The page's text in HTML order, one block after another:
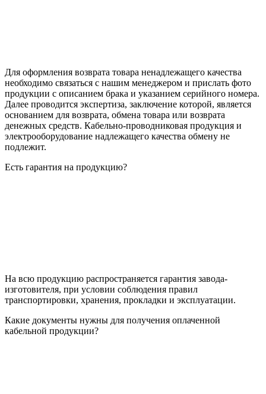
Для оформления возврата товара ненадлежащего качества
необходимо связаться с нашим менеджером и прислать фото
продукции с описанием брака и указанием серийного номера.
Далее проводится экспертиза, заключение которой, является
основанием для возврата, обмена товара или возврата
денежных средств. Кабельно-проводниковая продукция и
электрооборудование надлежащего качества обмену не
подлежит.
Есть гарантия на продукцию?
На всю продукцию распространяется гарантия завода-
изготовителя, при условии соблюдения правил
транспортировки, хранения, прокладки и эксплуатации.
Какие документы нужны для получения оплаченной
кабельной продукции?